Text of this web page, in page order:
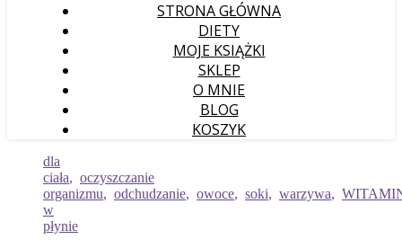
STRONA GŁÓWNA
DIETY
MOJE KSIĄŻKI
SKLEP
O MNIE
BLOG
KOSZYK
dla
ciała, oczyszczanie
organizmu, odchudzanie, owoce, soki, warzywa,
w
płynie